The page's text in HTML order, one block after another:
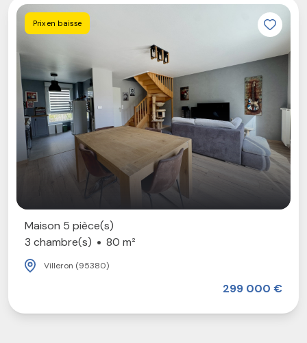
Prix en baisse
Maison 5 pièce(s)
3 chambre(s)
80 m²
Villeron (95380)
299 000 €